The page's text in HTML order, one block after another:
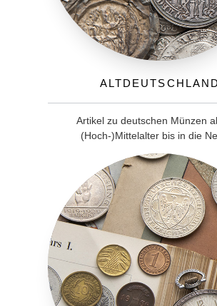
Altdeutschland
Artikel zu deutschen Münzen
(Hoch-)Mittelalter bis in die